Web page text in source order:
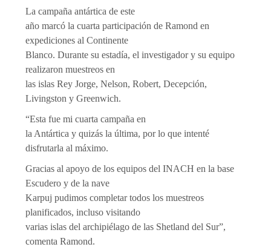
La campaña antártica de este
año marcó la cuarta participación de Ramond en
expediciones al Continente
Blanco. Durante su estadía, el investigador y su equipo
realizaron muestreos en
las islas Rey Jorge, Nelson, Robert, Decepción,
Livingston y Greenwich.
“Esta fue mi cuarta campaña en
la Antártica y quizás la última, por lo que intenté
disfrutarla al máximo.
Gracias al apoyo de los equipos del INACH en la base
Escudero y de la nave
Karpuj pudimos completar todos los muestreos
planificados, incluso visitando
varias islas del archipiélago de las Shetland del Sur”,
comenta Ramond.